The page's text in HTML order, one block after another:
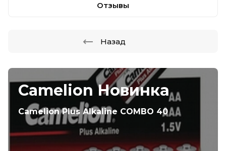
Camelion Новинка
Camelion Plus Alkaline COMBO 40
Отзывы
Назад